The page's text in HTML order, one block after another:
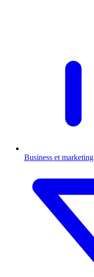
Business et marketing